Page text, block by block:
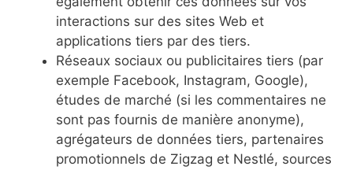
interactions sur des sites Web et
applications tiers par des tiers.
Réseaux sociaux ou publicitaires tiers (par
exemple Facebook, Instagram, Google),
études de marché (si les commentaires ne
sont pas fournis de manière anonyme),
agrégateurs de données tiers, partenaires
promotionnels de Zigzag et Nestlé, sources